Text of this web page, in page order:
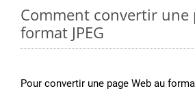
Comment convertir une
format JPEG
Pour convertir une page Web au